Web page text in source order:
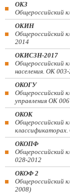
ОКЗ
Общероссийский
ОКИН
Общероссийский
2014
ОКИСЗН-2017
Общероссийский
населения. ОК
ОКОГУ
Общероссийский
управления ОК 006
ОКОК
Общероссийский
ОКОПФ
Общероссийский
028-2012
ОКОФ 2
Общероссийский
2008)